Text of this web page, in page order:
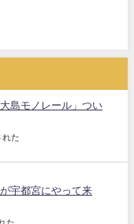
島モノレール」つい
れた
宇都宮にやって来